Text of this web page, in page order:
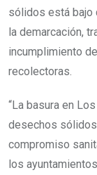
sólidos está bajo
la demarcación,
incumplimiento
recolectoras.
“La basura en
desechos
compromiso
los